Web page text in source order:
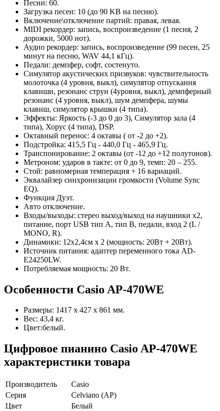
Песни: 60.
Загрузка песен: 10 (до 90 KB на песню).
Включение\отключение партий: правая, левая.
MIDI рекордер: запись, воспроизведение (1 песня, 2
дорожки, 5000 нот).
Аудио рекордер: запись, воспроизведение (99 песен, 25
минут на песню, WAV 44,1 кГц).
Педали: демпфер, софт, состенуто.
Симулятор акустических призвуков: чувствительность
молоточка (4 уровня, выкл), симулятор отпускания
клавиши, резонанс струн (4уровня, выкл), демпферный
резонанс (4 уровня, выкл), шум демпфера, шумы
клавиш, симулятор крышки (4 типа).
Эффекты: Яркость (-3 до 0 до 3), Симулятор зала (4
типа), Хорус (4 типа), DSP.
Октавный перенос: 4 октавы ( от -2 до +2).
Подстройка: 415,5 Гц - 440,0 Гц - 465,9 Гц.
Транспонирование: 2 октавы (от -12 до +12 полутонов).
Метроном: ударов в такте: от 0 до 9, темп: 20 – 255.
Стой: равномерная темперация + 16 вариаций.
Эквалайзер синхронизации громкости (Volume Sync
EQ).
Функция Дуэт.
Авто отключение.
Входы/выходы: стерео выход/выход на наушники х2,
питание, порт USB тип А, тип B, педали, вход 2 (L /
MONO, R).
Динамики: 12х2,4см х 2 (мощность: 20Вт + 20Вт).
Источник питания: адаптер переменного тока AD-
E24250LW.
Потребляемая мощность: 20 Вт.
Особенности Casio AP-470WE
Размеры: 1417 х 427 х 861 мм.
Вес: 43,4 кг.
Цвет:белый.
Цифровое пианино Casio AP-470WE
характеристики товара
Производитель
Casio
Серия
Celviano (AP)
Цвет
Белый